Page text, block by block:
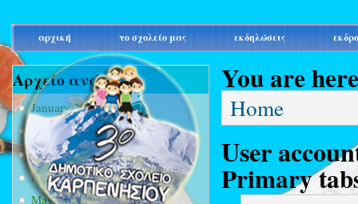
main_menu
αρχική το σχολείο μας εκδηλώσεις
Αρχείο ανά μήνα
January 2015(3)
February 2015(9)
March 2015(34)
April 2015(15)
May 2015(13)
You are here
Home
User
Primary